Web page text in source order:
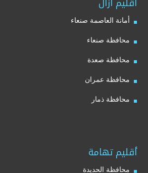
أمانة العاصمة صنعاء
محافظة صنعاء
محافظة صعدة
محافظة عمران
محافظة ذمار
أقليم تهامة
محافظة الحديدة